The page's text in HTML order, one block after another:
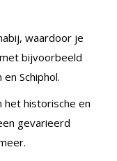
waardoor je
bijvoorbeeld
Schiphol.
het historische en
gevarieerd